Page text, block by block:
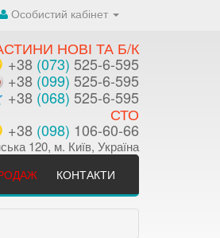
Особистий кабінет
НОВІ ТА Б/К
+38 (073) 525-6-595
+38 (099) 525-6-595
+38 (068) 525-6-595
СТО
+38 (098) 106-60-66
120, м. Київ, Україна
КОНТАКТИ